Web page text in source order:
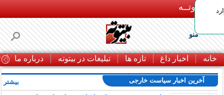
بـیتوتــه
منو
خانه اخبار داغ تازه ها تبلیغات در بیتوته درباره ما
آخرین اخبار سیاست خارجی بیشتر